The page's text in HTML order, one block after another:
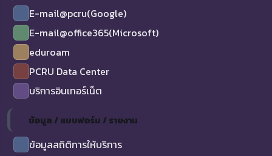
E-mail@pcru(Google)
E-mail@office365(Microsoft)
eduroam
PCRU Data Center
บริการอินเทอร์เน็ต
ข้อมูล / แบบฟอร์ม / รายงาน
ข้อมูลสถิติการให้บริการ